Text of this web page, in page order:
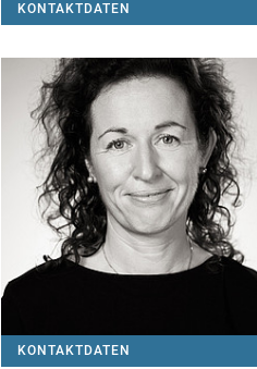
KONTAKTDATEN
KONTAKTDATEN